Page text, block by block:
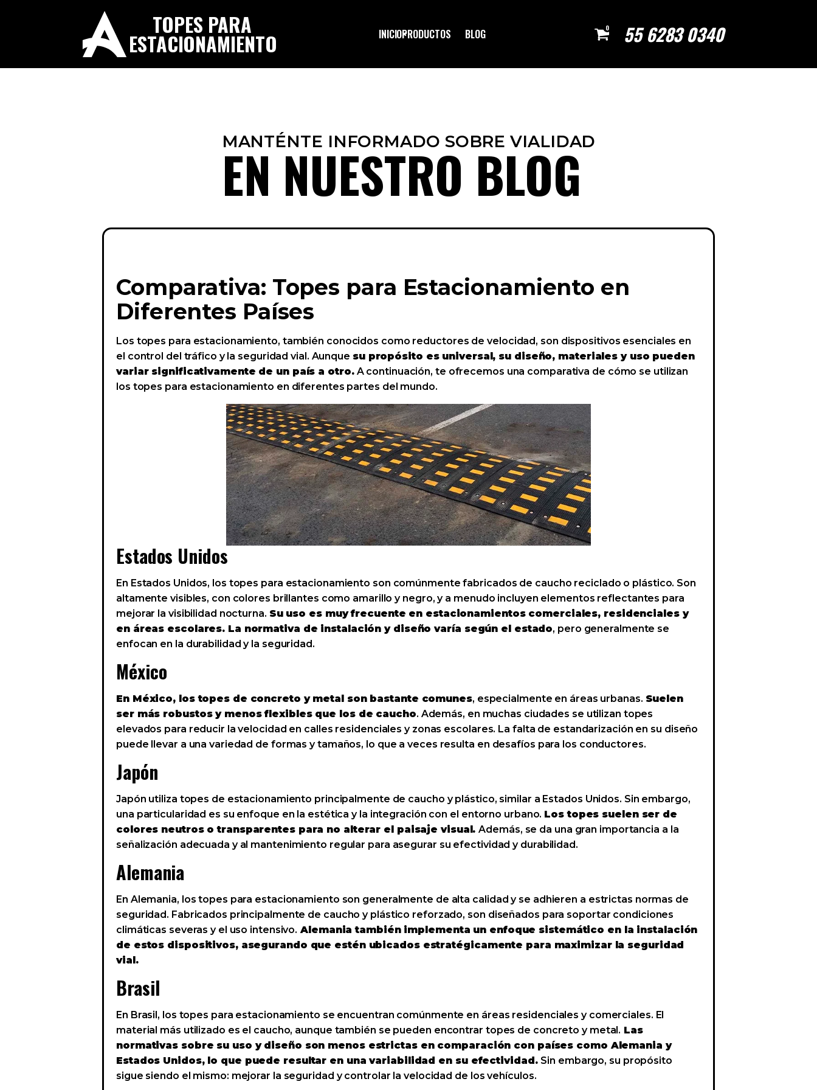
TOPES PARA
ESTACIONAMIENTO INICIOPRODUCTOS BLOG 0 55 6283 0340
MANTÉNTE INFORMADO SOBRE VIALIDAD
EN NUESTRO BLOG
Comparativa: Topes para Estacionamiento en
Diferentes Países
Los topes para estacionamiento, también conocidos como reductores de velocidad, son dispositivos esenciales en
el control del tráfico y la seguridad vial. Aunque su propósito es universal, su diseño, materiales y uso pueden
variar significativamente de un país a otro.A continuación, te ofrecemos una comparativa de cómo se utilizan
los topes para estacionamiento en diferentes partes del mundo.
Estados Unidos
En Estados Unidos, los topes para estacionamiento son comúnmente fabricados de caucho reciclado o plástico. Son
altamente visibles, con colores brillantes como amarillo y negro, y a menudo incluyen elementos reflectantes para
mejorar la visibilidad nocturna. Su uso es muy frecuente en estacionamientos comerciales, residenciales y
en áreas escolares. La normativa de instalación y diseño varía según el estado, pero generalmente se
enfocan en la durabilidad y la seguridad.
México
En México, los topes de concreto y metal son bastante comunes, especialmente en áreas urbanas. Suelen
ser más robustos y menos flexibles que los de caucho. Además, en muchas ciudades se utilizan topes
elevados para reducir la velocidad en calles residenciales y zonas escolares. La falta de estandarización en su diseño
puede llevar a una variedad de formas y tamaños, lo que a veces resulta en desafíos para los conductores.
Japón
Japón utiliza topes de estacionamiento principalmente de caucho y plástico, similar a Estados Unidos. Sin embargo,
una particularidad es su enfoque en la estética y la integración con el entorno urbano. Los topes suelen ser de
colores neutros o transparentes para no alterar el paisaje visual.Además, se da una gran importancia a la
señalización adecuada y al mantenimiento regular para asegurar su efectividad y durabilidad.
Alemania
En Alemania, los topes para estacionamiento son generalmente de alta calidad y se adhieren a estrictas normas de
seguridad. Fabricados principalmente de caucho y plástico reforzado, son diseñados para soportar condiciones
climáticas severas y el uso intensivo. Alemania también implementa un enfoque sistemático en la instalación
de estos dispositivos, asegurando que estén ubicados estratégicamente para maximizar la seguridad
vial.
Brasil
En Brasil, los topes para estacionamiento se encuentran comúnmente en áreas residenciales y comerciales. El
material más utilizado es el caucho, aunque también se pueden encontrar topes de concreto y metal. Las
normativas sobre su uso y diseño son menos estrictas en comparación con países como Alemania y
Estados Unidos, lo que puede resultar en una variabilidad en su efectividad. Sin embargo, su propósito
sigue siendo el mismo: mejorar la seguridad y controlar la velocidad de los vehículos.